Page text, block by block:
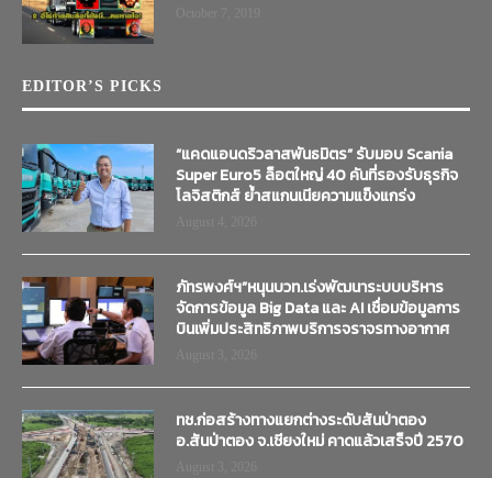
EDITOR’S PICKS
“แคดแอนดริวลาสพันธมิตร” รับมอบ Scania
Super Euro5 ล็อตใหญ่ 40 คันที่รองรับธุรกิจ
โลจิสติกส์ ย้ำสแกนเนียความแข็งแกร่ง
ภัทรพงศ์ฯ”หนุนบวท.เร่งพัฒนาระบบบริหาร
จัดการข้อมูล Big Data และ AI เชื่อมข้อมูลการ
บินเพิ่มประสิทธิภาพบริการจราจรทางอากาศ
ทช.ก่อสร้างทางแยกต่างระดับสันป่าตอง
อ.สันป่าตอง จ.เชียงใหม่ คาดแล้วเสร็จปี 2570